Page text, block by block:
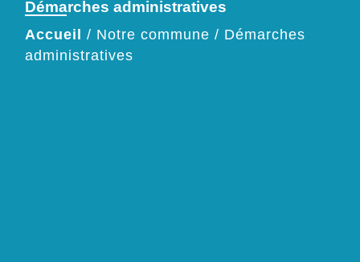
Démarches administratives
Accueil / Notre commune / Démarches
administratives